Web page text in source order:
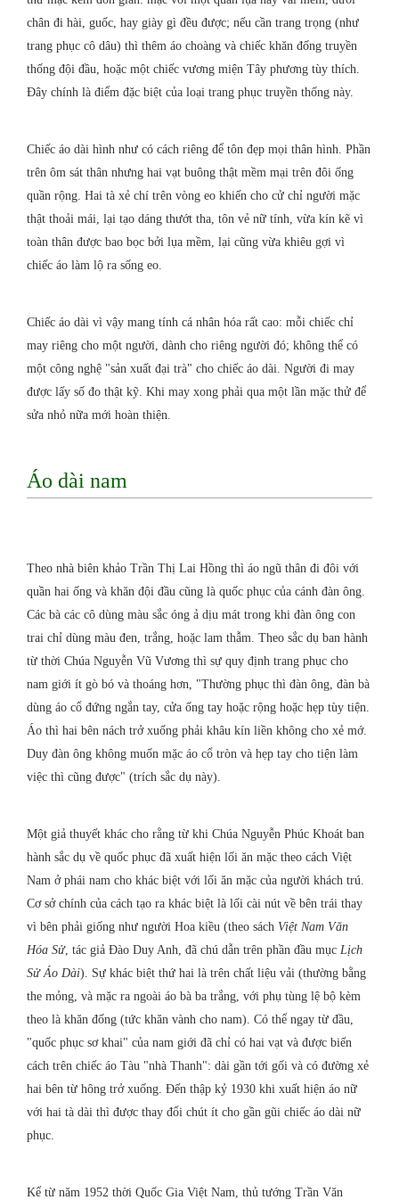
chân đi hài, guốc, hay giày gì đều được; nếu cần trang trọng (như
trang phục cô dâu) thì thêm áo choàng và chiếc khăn đống truyền
thống đội đầu, hoặc một chiếc vương miện Tây phương tùy thích.
Đây chính là điểm đặc biệt của loại trang phục truyền thống này.
Chiếc áo dài hình như có cách riêng để tôn đẹp mọi thân hình. Phần
trên ôm sát thân nhưng hai vạt buông thật mềm mại trên đôi ống
quần rộng. Hai tà xẻ chí trên vòng eo khiến cho cử chỉ người mặc
thật thoải mái, lại tạo dáng thướt tha, tôn vẻ nữ tính, vừa kín kẽ vì
toàn thân được bao bọc bởi lụa mềm, lại cũng vừa khiêu gợi vì
chiếc áo làm lộ ra sống eo.
Chiếc áo dài vì vậy mang tính cá nhân hóa rất cao: mỗi chiếc chỉ
may riêng cho một người, dành cho riêng người đó; không thể có
một công nghệ "sản xuất đại trà" cho chiếc áo dài. Người đi may
được lấy số đo thật kỹ. Khi may xong phải qua một lần mặc thử để
sửa nhỏ nữa mới hoàn thiện.
Áo dài nam
Theo nhà biên khảo Trần Thị Lai Hồng thì áo ngũ thân đi đôi với
quần hai ống và khăn đội đầu cũng là quốc phục của cánh đàn ông.
Các bà các cô dùng màu sắc óng ả dịu mát trong khi đàn ông con
trai chỉ dùng màu đen, trắng, hoặc lam thẫm. Theo sắc dụ ban hành
từ thời Chúa Nguyễn Vũ Vương thì sự quy định trang phục cho
nam giới ít gò bó và thoáng hơn, "Thường phục thì đàn ông, đàn bà
dùng áo cổ đứng ngắn tay, cửa ống tay hoặc rộng hoặc hẹp tùy tiện.
Áo thì hai bên nách trở xuống phải khâu kín liền không cho xẻ mớ.
Duy đàn ông không muốn mặc áo cổ tròn và hẹp tay cho tiện làm
việc thì cũng được" (trích sắc dụ này).
Một giả thuyết khác cho rằng từ khi Chúa Nguyễn Phúc Khoát ban
hành sắc dụ về quốc phục đã xuất hiện lối ăn mặc theo cách Việt
Nam ở phái nam cho khác biệt với lối ăn mặc của người khách trú.
Cơ sở chính của cách tạo ra khác biệt là lối cài nút về bên trái thay
vì bên phải giống như người Hoa kiều (theo sách Việt Nam Văn
Hóa Sử, tác giả Đào Duy Anh, đã chú dẫn trên phần đầu mục Lịch
Sử Áo Dài). Sự khác biệt thứ hai là trên chất liệu vải (thường bằng
the mỏng, và mặc ra ngoài áo bà ba trắng, với phụ tùng lệ bộ kèm
theo là khăn đống (tức khăn vành cho nam). Có thể ngay từ đầu,
"quốc phục sơ khai" của nam giới đã chỉ có hai vạt và được biến
cách trên chiếc áo Tàu "nhà Thanh": dài gần tới gối và có đường xẻ
hai bên từ hông trở xuống. Đến thập kỷ 1930 khi xuất hiện áo nữ
với hai tà dài thì được thay đổi chút ít cho gần gũi chiếc áo dài nữ
phục.
Kể từ năm 1952 thời Quốc Gia Việt Nam, thủ tướng Trần Văn